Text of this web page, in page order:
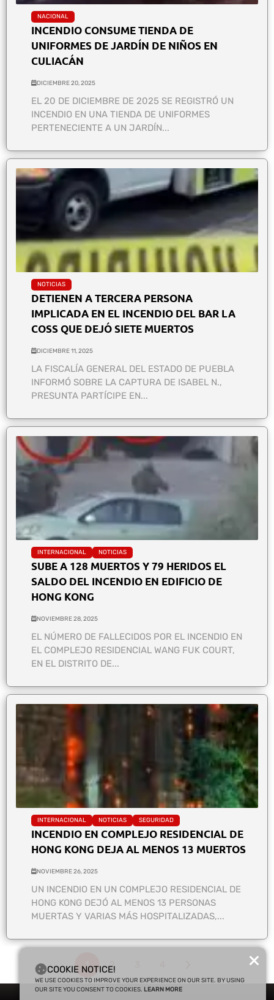
NACIONAL
INCENDIO CONSUME TIENDA DE
UNIFORMES DE JARDÍN DE NIÑOS EN
CULIACÁN
DICIEMBRE 20, 2025
EL 20 DE DICIEMBRE DE 2025 SE REGISTRÓ UN
INCENDIO EN UNA TIENDA DE UNIFORMES
PERTENECIENTE A UN JARDÍN...
NOTICIAS
DETIENEN A TERCERA PERSONA
IMPLICADA EN EL INCENDIO DEL BAR LA
COSS QUE DEJÓ SIETE MUERTOS
DICIEMBRE 11, 2025
LA FISCALÍA GENERAL DEL ESTADO DE PUEBLA
INFORMÓ SOBRE LA CAPTURA DE ISABEL N.,
PRESUNTA PARTÍCIPE EN...
INTERNACIONAL NOTICIAS
SUBE A 128 MUERTOS Y 79 HERIDOS EL
SALDO DEL INCENDIO EN EDIFICIO DE
HONG KONG
NOVIEMBRE 28, 2025
EL NÚMERO DE FALLECIDOS POR EL INCENDIO EN
EL COMPLEJO RESIDENCIAL WANG FUK COURT,
EN EL DISTRITO DE...
INTERNACIONAL NOTICIAS SEGURIDAD
INCENDIO EN COMPLEJO RESIDENCIAL DE
HONG KONG DEJA AL MENOS 13 MUERTOS
NOVIEMBRE 26, 2025
UN INCENDIO EN UN COMPLEJO RESIDENCIAL DE
HONG KONG DEJÓ AL MENOS 13 PERSONAS
MUERTAS Y VARIAS MÁS HOSPITALIZADAS,...
1 2
COOKIE NOTICE!
WE USE COOKIES TO IMPROVE YOUR EXPERIENCE ON OUR SITE. BY USING
OUR SITE YOU CONSENT TO COOKIES. LEARN MORE